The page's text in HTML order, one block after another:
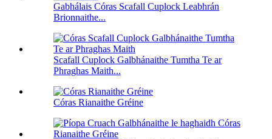
Gabhálais Córas Scafall Cuplock Leabhrán
Brionnaithe...
Scafall Cuplock Galbhánaithe Tumtha Te ar
Phraghas Maith...
Córas Rianaithe Gréine